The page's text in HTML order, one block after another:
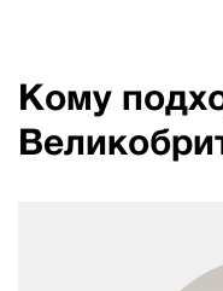
Кому